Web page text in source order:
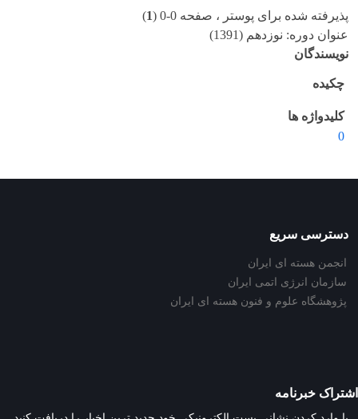
پذیرفته شده برای پوستر ، صفحه 0-0 ( 1
)
عنوان دوره: نوزدهم (1391)
نویسندگان
چکیده
کلیدواژه ها
0
دسترسی سریع
انجمن هسته ای ایران
سازمان انرژی اتمی ایران
پژوهشگاه علوم و فنون هسته ای ایران
اشتراک خبرنامه